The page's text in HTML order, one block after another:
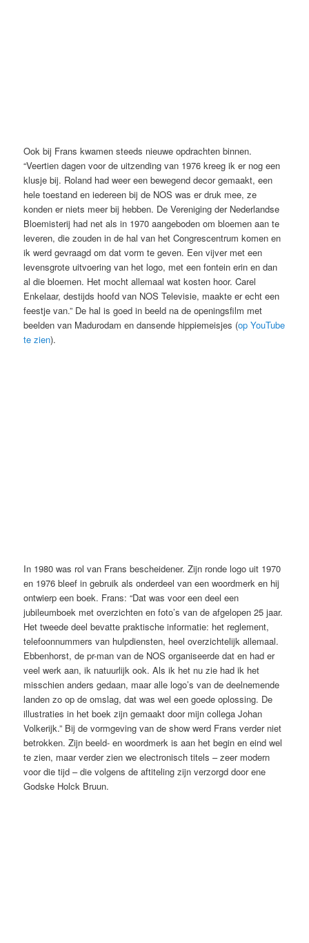
Ook bij Frans kwamen steeds nieuwe opdrachten binnen.
“Veertien dagen voor de uitzending van 1976 kreeg ik er nog een
klusje bij. Roland had weer een bewegend decor gemaakt, een
hele toestand en iedereen bij de NOS was er druk mee, ze
konden er niets meer bij hebben. De Vereniging der Nederlandse
Bloemisterij had net als in 1970 aangeboden om bloemen aan te
leveren, die zouden in de hal van het Congrescentrum komen en
ik werd gevraagd om dat vorm te geven. Een vijver met een
levensgrote uitvoering van het logo, met een fontein erin en dan
al die bloemen. Het mocht allemaal wat kosten hoor. Carel
Enkelaar, destijds hoofd van NOS Televisie, maakte er echt een
feestje van.” De hal is goed in beeld na de openingsfilm met
beelden van Madurodam en dansende hippiemeisjes (op YouTube
te zien).
In 1980 was rol van Frans bescheidener. Zijn ronde logo uit 1970
en 1976 bleef in gebruik als onderdeel van een woordmerk en hij
ontwierp een boek. Frans: “Dat was voor een deel een
jubileumboek met overzichten en foto’s van de afgelopen 25 jaar.
Het tweede deel bevatte praktische informatie: het reglement,
telefoonnummers van hulpdiensten, heel overzichtelijk allemaal.
Ebbenhorst, de pr-man van de NOS organiseerde dat en had er
veel werk aan, ik natuurlijk ook. Als ik het nu zie had ik het
misschien anders gedaan, maar alle logo’s van de deelnemende
landen zo op de omslag, dat was wel een goede oplossing. De
illustraties in het boek zijn gemaakt door mijn collega Johan
Volkerijk.” Bij de vormgeving van de show werd Frans verder niet
betrokken. Zijn beeld- en woordmerk is aan het begin en eind wel
te zien, maar verder zien we electronisch titels – zeer modern
voor die tijd – die volgens de aftiteling zijn verzorgd door ene
Godske Holck Bruun.